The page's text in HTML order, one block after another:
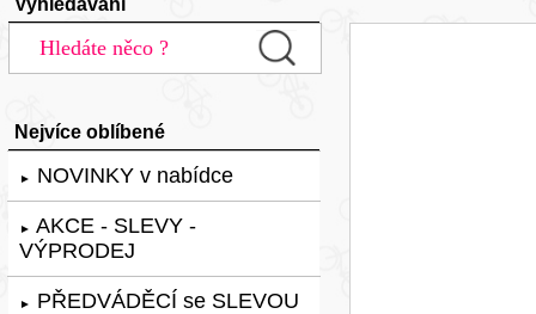
Nejvíce oblíbené
► NOVINKY v nabídce
► AKCE - SLEVY -
VÝPRODEJ
► PŘEDVÁDĚCÍ se SLEVOU